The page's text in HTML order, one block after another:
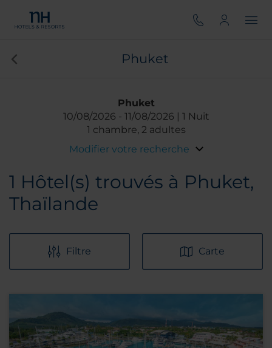
Phuket
Phuket
10/08/2026
11/08/2026
1 Nuit
1 chambre, 2 adultes
Modifier votre recherche
1 Hôtel(s) trouvés à Phuket,
Thaïlande
Filtre Carte